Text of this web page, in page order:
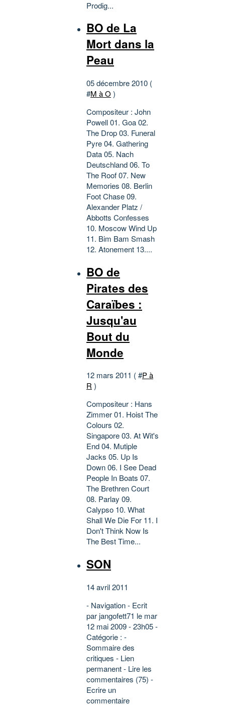
Prodig...
BO de La
Mort dans la
Peau
05 décembre 2010 (
#M à O )
Compositeur : John
Powell 01. Goa 02.
The Drop 03. Funeral
Pyre 04. Gathering
Data 05. Nach
Deutschland 06. To
The Roof 07. New
Memories 08. Berlin
Foot Chase 09.
Alexander Platz /
Abbotts Confesses
10. Moscow Wind Up
11. Bim Bam Smash
12. Atonement 13....
BO de
Pirates des
Caraïbes :
Jusqu'au
Bout du
Monde
12 mars 2011 ( #P à
R )
Compositeur : Hans
Zimmer 01. Hoist The
Colours 02.
Singapore 03. At Wit's
End 04. Mutiple
Jacks 05. Up Is
Down 06. I See Dead
People In Boats 07.
The Brethren Court
08. Parlay 09.
Calypso 10. What
Shall We Die For 11. I
Don't Think Now Is
The Best Time...
SON
14 avril 2011
- Navigation - Ecrit
par jangofett71 le mar
12 mai 2009 - 23h05 -
Catégorie : -
Sommaire des
critiques - Lien
permanent - Lire les
commentaires (75) -
Ecrire un
commentaire